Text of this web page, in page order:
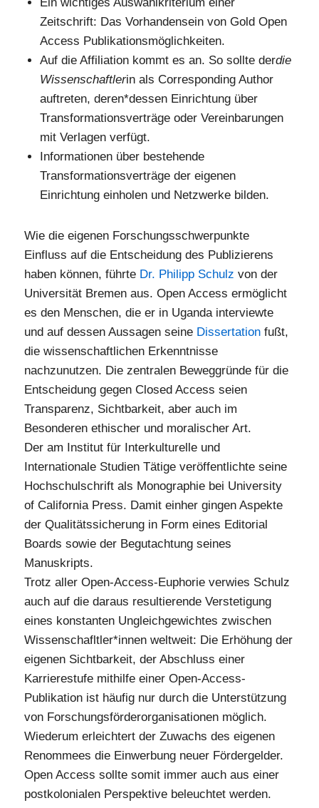
Zeitschrift: Das Vorhandensein von Gold Open
Access Publikationsmöglichkeiten.
Auf die Affiliation kommt es an. So sollte derdie
Wissenschaftlerin als Corresponding Author
auftreten, deren*dessen Einrichtung über
Transformationsverträge oder Vereinbarungen
mit Verlagen verfügt.
Informationen über bestehende
Transformationsverträge der eigenen
Einrichtung einholen und Netzwerke bilden.
Wie die eigenen Forschungsschwerpunkte
Einfluss auf die Entscheidung des Publizierens
haben können, führte Dr. Philipp Schulz von der
Universität Bremen aus. Open Access ermöglicht
es den Menschen, die er in Uganda interviewte
und auf dessen Aussagen seine Dissertation fußt,
die wissenschaftlichen Erkenntnisse
nachzunutzen. Die zentralen Beweggründe für die
Entscheidung gegen Closed Access seien
Transparenz, Sichtbarkeit, aber auch im
Besonderen ethischer und moralischer Art.
Der am Institut für Interkulturelle und
Internationale Studien Tätige veröffentlichte seine
Hochschulschrift als Monographie bei University
of California Press. Damit einher gingen Aspekte
der Qualitätssicherung in Form eines Editorial
Boards sowie der Begutachtung seines
Manuskripts.
Trotz aller Open-Access-Euphorie verwies Schulz
auch auf die daraus resultierende Verstetigung
eines konstanten Ungleichgewichtes zwischen
Wissenschafltler*innen weltweit: Die Erhöhung der
eigenen Sichtbarkeit, der Abschluss einer
Karrierestufe mithilfe einer Open-Access-
Publikation ist häufig nur durch die Unterstützung
von Forschungsförderorganisationen möglich.
Wiederum erleichtert der Zuwachs des eigenen
Renommees die Einwerbung neuer Fördergelder.
Open Access sollte somit immer auch aus einer
postkolonialen Perspektive beleuchtet werden.